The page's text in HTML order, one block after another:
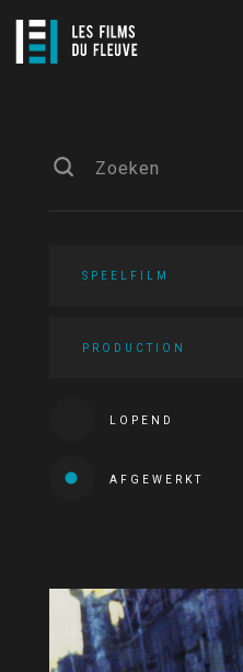
SPEELFILM
PRODUCTION
LOPEND
AFGEWERKT